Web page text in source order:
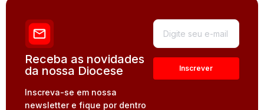
Receba as novidades
da nossa Diocese
Inscreva-se em nossa
newsletter e fique por dentro